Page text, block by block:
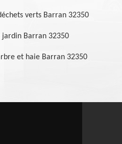
verts Barran 32350
jardin Barran 32350
et haie Barran 32350